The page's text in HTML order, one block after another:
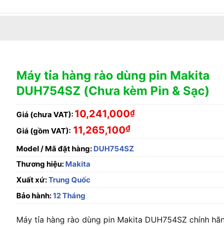
Máy tỉa hàng rào dùng pin Makita
DUH754SZ (Chưa kèm Pin & Sạc)
Giá (chưa VAT): 10,241,000₫
Giá (gồm VAT): 11,265,100₫
Model / Mã đặt hàng: DUH754SZ
Thương hiệu: Makita
Xuất xứ:Trung Quốc
Bảo hành:12 Tháng
Máy tỉa hàng rào dùng pin Makita DUH754SZ chính